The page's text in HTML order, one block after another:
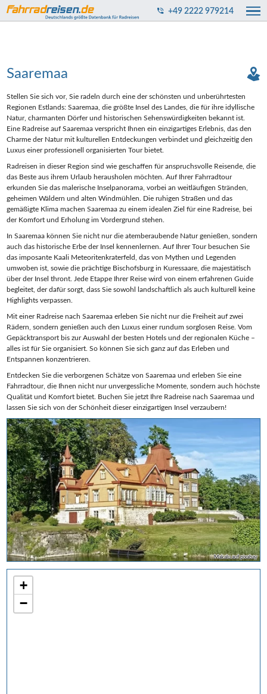
+49 2222 979214
Makalu auf pixabay
+
−
Saaremaa
Stellen Sie sich vor, Sie radeln durch eine der schönsten und unberührtesten
Regionen Estlands: Saaremaa, die größte Insel des Landes, die für ihre idyllische
Natur, charmanten Dörfer und historischen Sehenswürdigkeiten bekannt ist.
Eine Radreise auf Saaremaa verspricht Ihnen ein einzigartiges Erlebnis, das den
Charme der Natur mit kulturellen Entdeckungen verbindet und gleichzeitig den
Luxus einer professionell organisierten Tour bietet.
Radreisen in dieser Region sind wie geschaffen für anspruchsvolle Reisende, die
das Beste aus ihrem Urlaub herausholen möchten. Auf Ihrer Fahrradtour
erkunden Sie das malerische Inselpanorama, vorbei an weitläufigen Stränden,
geheimen Wäldern und alten Windmühlen. Die ruhigen Straßen und das
gemäßigte Klima machen Saaremaa zu einem idealen Ziel für eine Radreise, bei
der Komfort und Erholung im Vordergrund stehen.
In Saaremaa können Sie nicht nur die atemberaubende Natur genießen, sondern
auch das historische Erbe der Insel kennenlernen. Auf Ihrer Tour besuchen Sie
das imposante Kaali Meteoritenkraterfeld, das von Mythen und Legenden
umwoben ist, sowie die prächtige Bischofsburg in Kuressaare, die majestätisch
über der Insel thront. Jede Etappe Ihrer Reise wird von einem erfahrenen Guide
begleitet, der dafür sorgt, dass Sie sowohl landschaftlich als auch kulturell keine
Highlights verpassen.
Mit einer Radreise nach Saaremaa erleben Sie nicht nur die Freiheit auf zwei
Rädern, sondern genießen auch den Luxus einer rundum sorglosen Reise. Vom
Gepäcktransport bis zur Auswahl der besten Hotels und der regionalen Küche –
alles ist für Sie organisiert. So können Sie sich ganz auf das Erleben und
Entspannen konzentrieren.
Entdecken Sie die verborgenen Schätze von Saaremaa und erleben Sie eine
Fahrradtour, die Ihnen nicht nur unvergessliche Momente, sondern auch höchste
Qualität und Komfort bietet. Buchen Sie jetzt Ihre Radreise nach Saaremaa und
lassen Sie sich von der Schönheit dieser einzigartigen Insel verzaubern!